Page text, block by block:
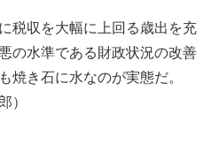
税収を大幅に上回る歳出を充
の水準である財政状況の改善
焼き石に水なのが実態だ。
）